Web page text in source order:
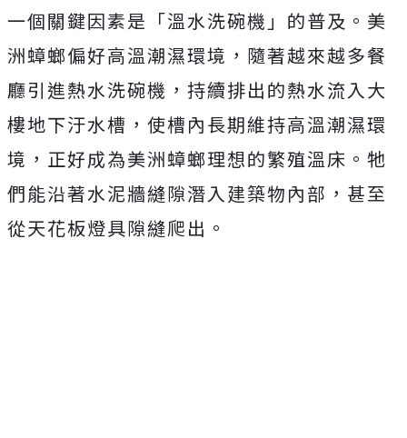
一個關鍵因素是「溫水洗碗機」的普及。美
洲蟑螂偏好高溫潮濕環境，隨著越來越多餐
廳引進熱水洗碗機，持續排出的熱水流入大
樓地下汙水槽，使槽內長期維持高溫潮濕環
境，正好成為美洲蟑螂理想的繁殖溫床。牠
們能沿著水泥牆縫隙潛入建築物內部，甚至
從天花板燈具隙縫爬出。